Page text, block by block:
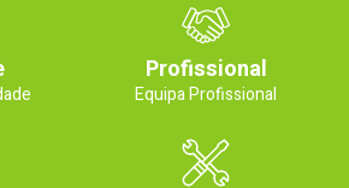
Profissional
Equipa Profissional